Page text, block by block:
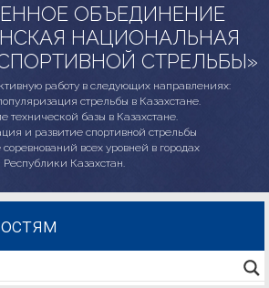
ОБЪЕДИНЕНИЕ
НАЦИОНАЛЬНАЯ
СТРЕЛЬБЫ»
работу в следующих направлениях:
стрельбы в Казахстане.
технической базы в Казахстане.
и развитие спортивной стрельбы
всех уровней в городах
Республики Казахстан.